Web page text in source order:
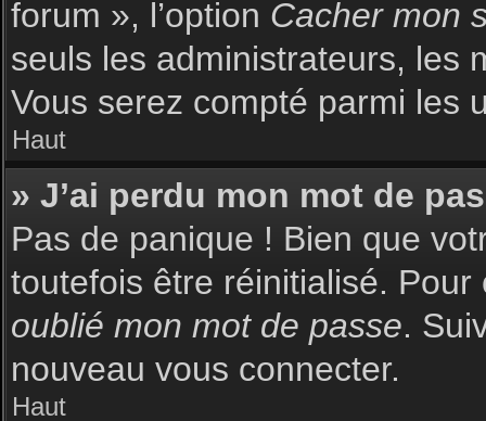
forum », l’option Cacher mon
seuls les administrateurs, les
Vous serez compté parmi les
Haut
» J’ai perdu mon mot de
Pas de panique ! Bien que
toutefois être réinitialisé.
oublié mon mot de passe.
nouveau vous connecter.
Haut